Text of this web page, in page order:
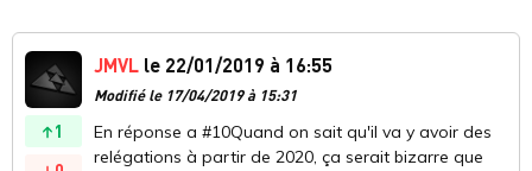
1
JMVL le 22/01/2019 à 16:55
Modifié le 17/04/2019 à 15:31
En réponse a #10Quand on sait qu'il va y avoir des
relégations à partir de 2020, ça serait bizarre que